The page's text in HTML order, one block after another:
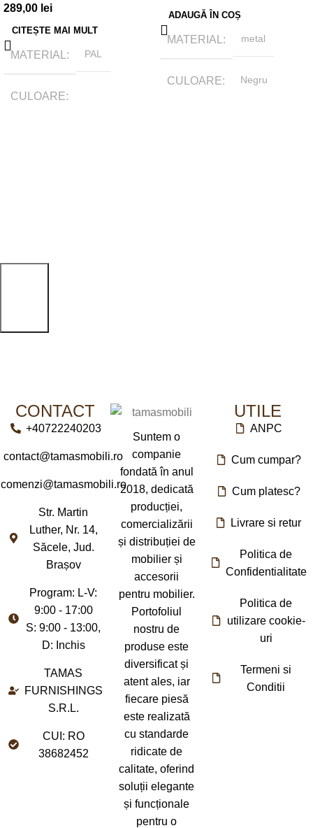
289,00 lei
CITEȘTE MAI MULT
MATERIAL PAL
CULOARE
ADAUGĂ ÎN COȘ
MATERIAL metal
CULOARE Negru
CONTACT
+40722240203
contact@tamasmobili.ro
comenzi@tamasmobili.ro
Str. Martin
Luther, Nr. 14,
Săcele, Jud.
Brașov
Program: L-V:
9:00 - 17:00
S: 9:00 - 13:00,
D: Inchis
TAMAS
FURNISHINGS
S.R.L.
CUI: RO
38682452
Suntem o
companie
fondată în anul
2018, dedicată
producției,
comercializării
și distribuției de
mobilier și
accesorii
pentru mobilier.
Portofoliul
nostru de
produse este
diversificat și
atent ales, iar
fiecare piesă
este realizată
cu standarde
ridicate de
calitate, oferind
soluții elegante
și funcționale
pentru o
UTILE
ANPC
Cum cumpar?
Cum platesc?
Livrare si retur
Politica de
Confidentialitate
Politica de
utilizare cookie-
uri
Termeni si
Conditii